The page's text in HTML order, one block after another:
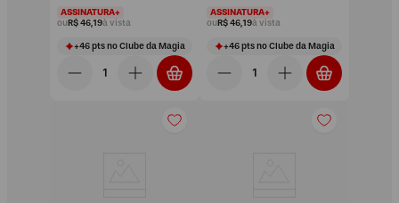
15un
ASSINATURA+
ouR$ 46,19à vista
+46ptsno Clube da Magia
Açúcar - caixa 15un
ASSINATURA+
ouR$ 46,19à vista
+46ptsno Clube da Magia